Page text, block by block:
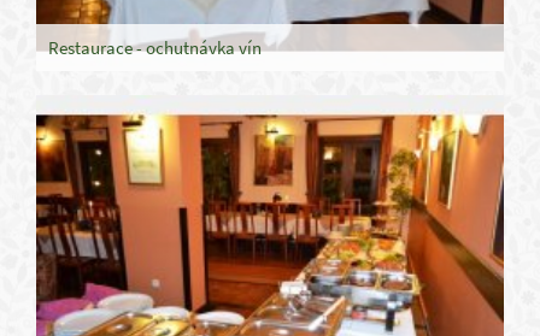
Restaurace - ochutnávka vín